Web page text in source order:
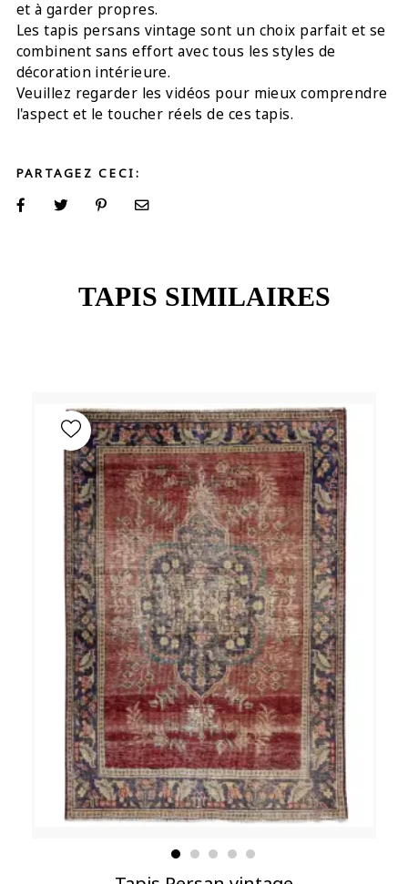
et à garder propres.
Les tapis persans vintage sont un choix parfait et se
combinent sans effort avec tous les styles de
décoration intérieure.
Veuillez regarder les vidéos pour mieux comprendre
l'aspect et le toucher réels de ces tapis.
PARTAGEZ CECI:
TAPIS SIMILAIRES